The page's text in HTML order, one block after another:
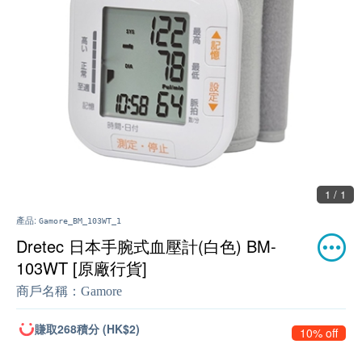
1 / 1
產品: Gamore_BM_103WT_1
Dretec 日本手腕式血壓計(白色) BM-
103WT [原廠行貨]
商戶名稱： Gamore
賺取268積分 (HK$2) 10% off